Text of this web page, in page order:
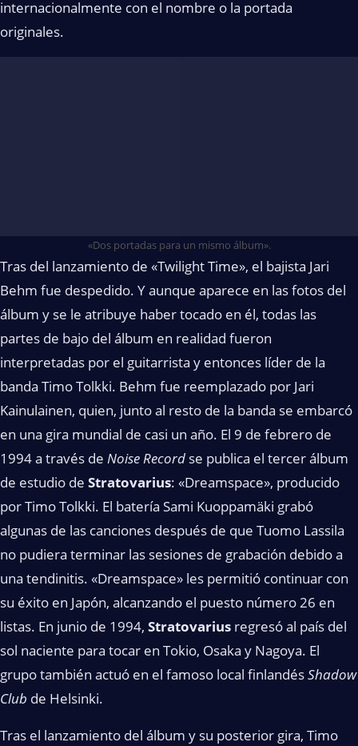
internacionalmente con el nombre o la portada
originales.
«Dos portadas para un mismo álbum».
Tras del lanzamiento de «Twilight Time», el bajista Jari
Behm fue despedido. Y aunque aparece en las fotos del
álbum y se le atribuye haber tocado en él, todas las
partes de bajo del álbum en realidad fueron
interpretadas por el guitarrista y entonces líder de la
banda Timo Tolkki. Behm fue reemplazado por Jari
Kainulainen, quien, junto al resto de la banda se embarcó
en una gira mundial de casi un año. El 9 de febrero de
1994 a través de Noise Record se publica el tercer álbum
de estudio de Stratovarius: «Dreamspace», producido
por Timo Tolkki. El batería Sami Kuoppamäki grabó
algunas de las canciones después de que Tuomo Lassila
no pudiera terminar las sesiones de grabación debido a
una tendinitis. «Dreamspace» les permitió continuar con
su éxito en Japón, alcanzando el puesto número 26 en
listas. En junio de 1994, Stratovarius regresó al país del
sol naciente para tocar en Tokio, Osaka y Nagoya. El
grupo también actuó en el famoso local finlandésShadow
Club de Helsinki.
Tras el lanzamiento del álbum y su posterior gira, Timo